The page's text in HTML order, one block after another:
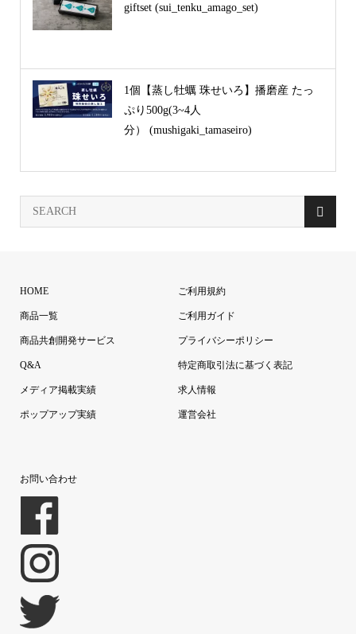
giftset (sui_tenku_amago_set)
1個【蒸し牡蠣 珠せいろ】播磨産 たっ
ぷり500g(3~4人
分） (mushigaki_tamaseiro)
HOME
商品一覧
商品共創開発サービス
Q&A
メディア掲載実績
ポップアップ実績
ご利用規約
ご利用ガイド
プライバシーポリシー
特定商取引法に基づく表記
求人情報
運営会社
お問い合わせ